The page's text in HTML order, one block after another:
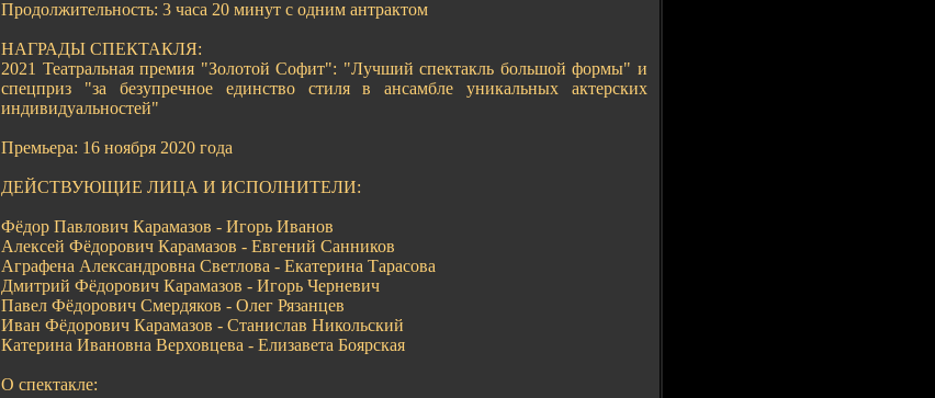
Продолжительность: 3 часа 20 минут с одним антрактом
НАГРАДЫ СПЕКТАКЛЯ:
2021 Театральная премия "Золотой Софит": "Лучший спектакль большой формы" и
спецприз "за безупречное единство стиля в ансамбле уникальных актерских
индивидуальностей"
Премьера: 16 ноября 2020 года
ДЕЙСТВУЮЩИЕ ЛИЦА И ИСПОЛНИТЕЛИ:
Фёдор Павлович Карамазов - Игорь Иванов
Алексей Фёдорович Карамазов - Евгений Санников
Аграфена Александровна Светлова - Екатерина Тарасова
Дмитрий Фёдорович Карамазов - Игорь Черневич
Павел Фёдорович Смердяков - Олег Рязанцев
Иван Фёдорович Карамазов - Станислав Никольский
Катерина Ивановна Верховцева - Елизавета Боярская
О спектакле: